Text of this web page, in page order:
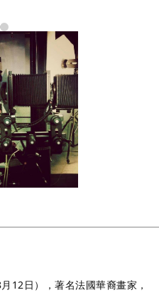
12日），著名法國華裔畫家，